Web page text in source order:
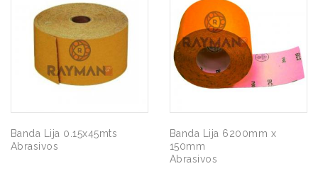
Banda Lija 0.15x45mts
Abrasivos
Banda Lija 6200mm x
150mm
Abrasivos